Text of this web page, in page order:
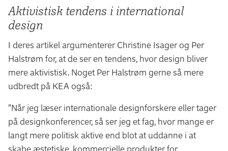
Aktivistisk tendens i international
design
I deres artikel argumenterer Christine Isager og Per
Halstrøm for, at de ser en tendens, hvor design bliver
mere aktivistisk. Noget Per Halstrøm gerne så mere
udbredt på KEA også:
”Når jeg læser internationale designforskere eller tager
på designkonferencer, så ser jeg et fag, hvor mange er
langt mere politisk aktive end blot at uddanne i at
skabe æstetiske, kommercielle produkter for